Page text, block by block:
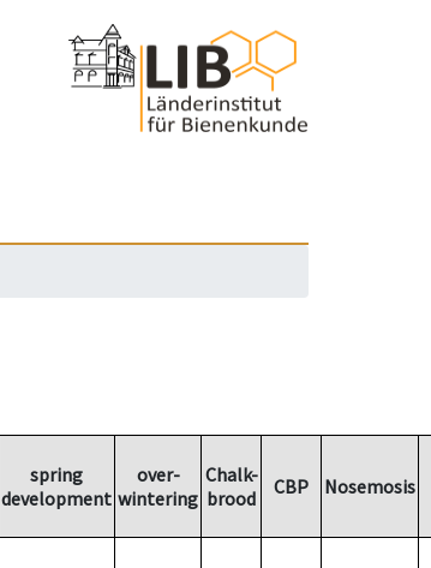
spring
development
over-
wintering
Chalk-
brood
CBP Nosemosis